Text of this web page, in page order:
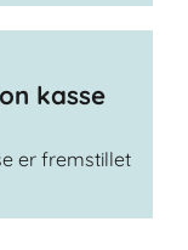
kasse
er fremstillet